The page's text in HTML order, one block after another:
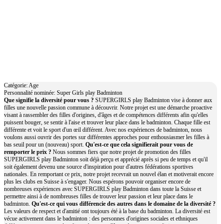
Catégorie: Age
Personnalité nominée: Super Girls play Badminton
Que signifie la diversité pour vous ? SUPERGIRLS play Badminton vise à donner aux
filles une nouvelle passion commune à découvrir. Notre projet est une démarche proactive
visant à rassembler des filles d'origines, d'âges et de compétences différents afin qu'elles
puissent bouger, se sentir à l'aise et trouver leur place dans le badminton. Chaque fille est
différente et voit le sport d'un œil différent. Avec nos expériences de badminton, nous
voulons aussi ouvrir des portes sur différentes approches pour enthousiasmer les filles à
bas seuil pour un (nouveau) sport. Qu'est-ce que cela signifierait pour vous de
remporter le prix ? Nous sommes fiers que notre projet de promotion des filles
SUPERGIRLS play Badminton soit déjà perçu et apprécié après si peu de temps et qu'il
soit également devenu une source d'inspiration pour d'autres fédérations sportives
nationales. En remportant ce prix, notre projet recevrait un nouvel élan et motiverait encore
plus les clubs en Suisse à s'engager. Nous espérons pouvoir organiser encore de
nombreuses expériences avec SUPERGIRLS play Badminton dans toute la Suisse et
permettre ainsi à de nombreuses filles de trouver leur passion et leur place dans le
badminton. Qu'est-ce qui vous différencie des autres dans le domaine de la diversité ?
Les valeurs de respect et d'amitié ont toujours été à la base du badminton. La diversité est
vécue activement dans le badminton : des personnes d'origines sociales et ethniques